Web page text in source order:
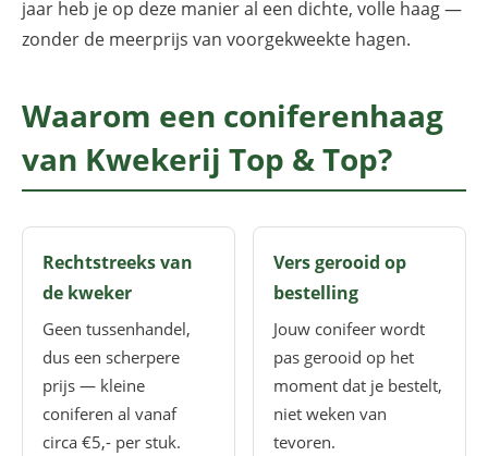
jaar heb je op deze manier al een dichte, volle haag —
zonder de meerprijs van voorgekweekte hagen.
Waarom een coniferenhaag
van Kwekerij Top & Top?
Rechtstreeks van
de kweker
Geen tussenhandel,
dus een scherpere
prijs — kleine
coniferen al vanaf
circa €5,- per stuk.
Vers gerooid op
bestelling
Jouw conifeer wordt
pas gerooid op het
moment dat je bestelt,
niet weken van
tevoren.